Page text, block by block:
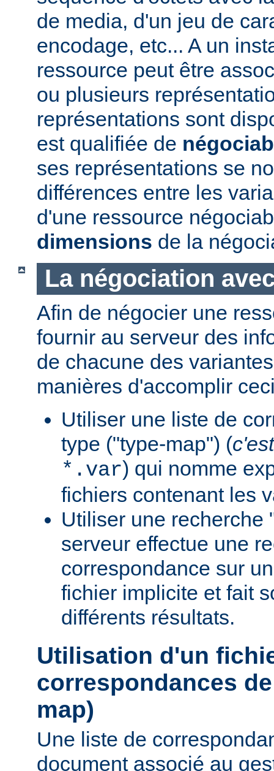
de media, d'un jeu de
encodage, etc... A un
ressource peut être
ou plusieurs
représentations sont
est qualifiée de
ses représentations se
différences entre les
d'une ressource
dimensions de la
La négociation
Afin de négocier une
fournir au serveur des
de chacune des
manières d'accomplir
Utiliser une liste de
type ("type-map") (
*.var) qui nomme
fichiers contenant les
Utiliser une recherche
serveur effectue une
correspondance sur
fichier implicite et fait
différents résultats.
Utilisation d'un
correspondances
map)
Une liste de
document associé au